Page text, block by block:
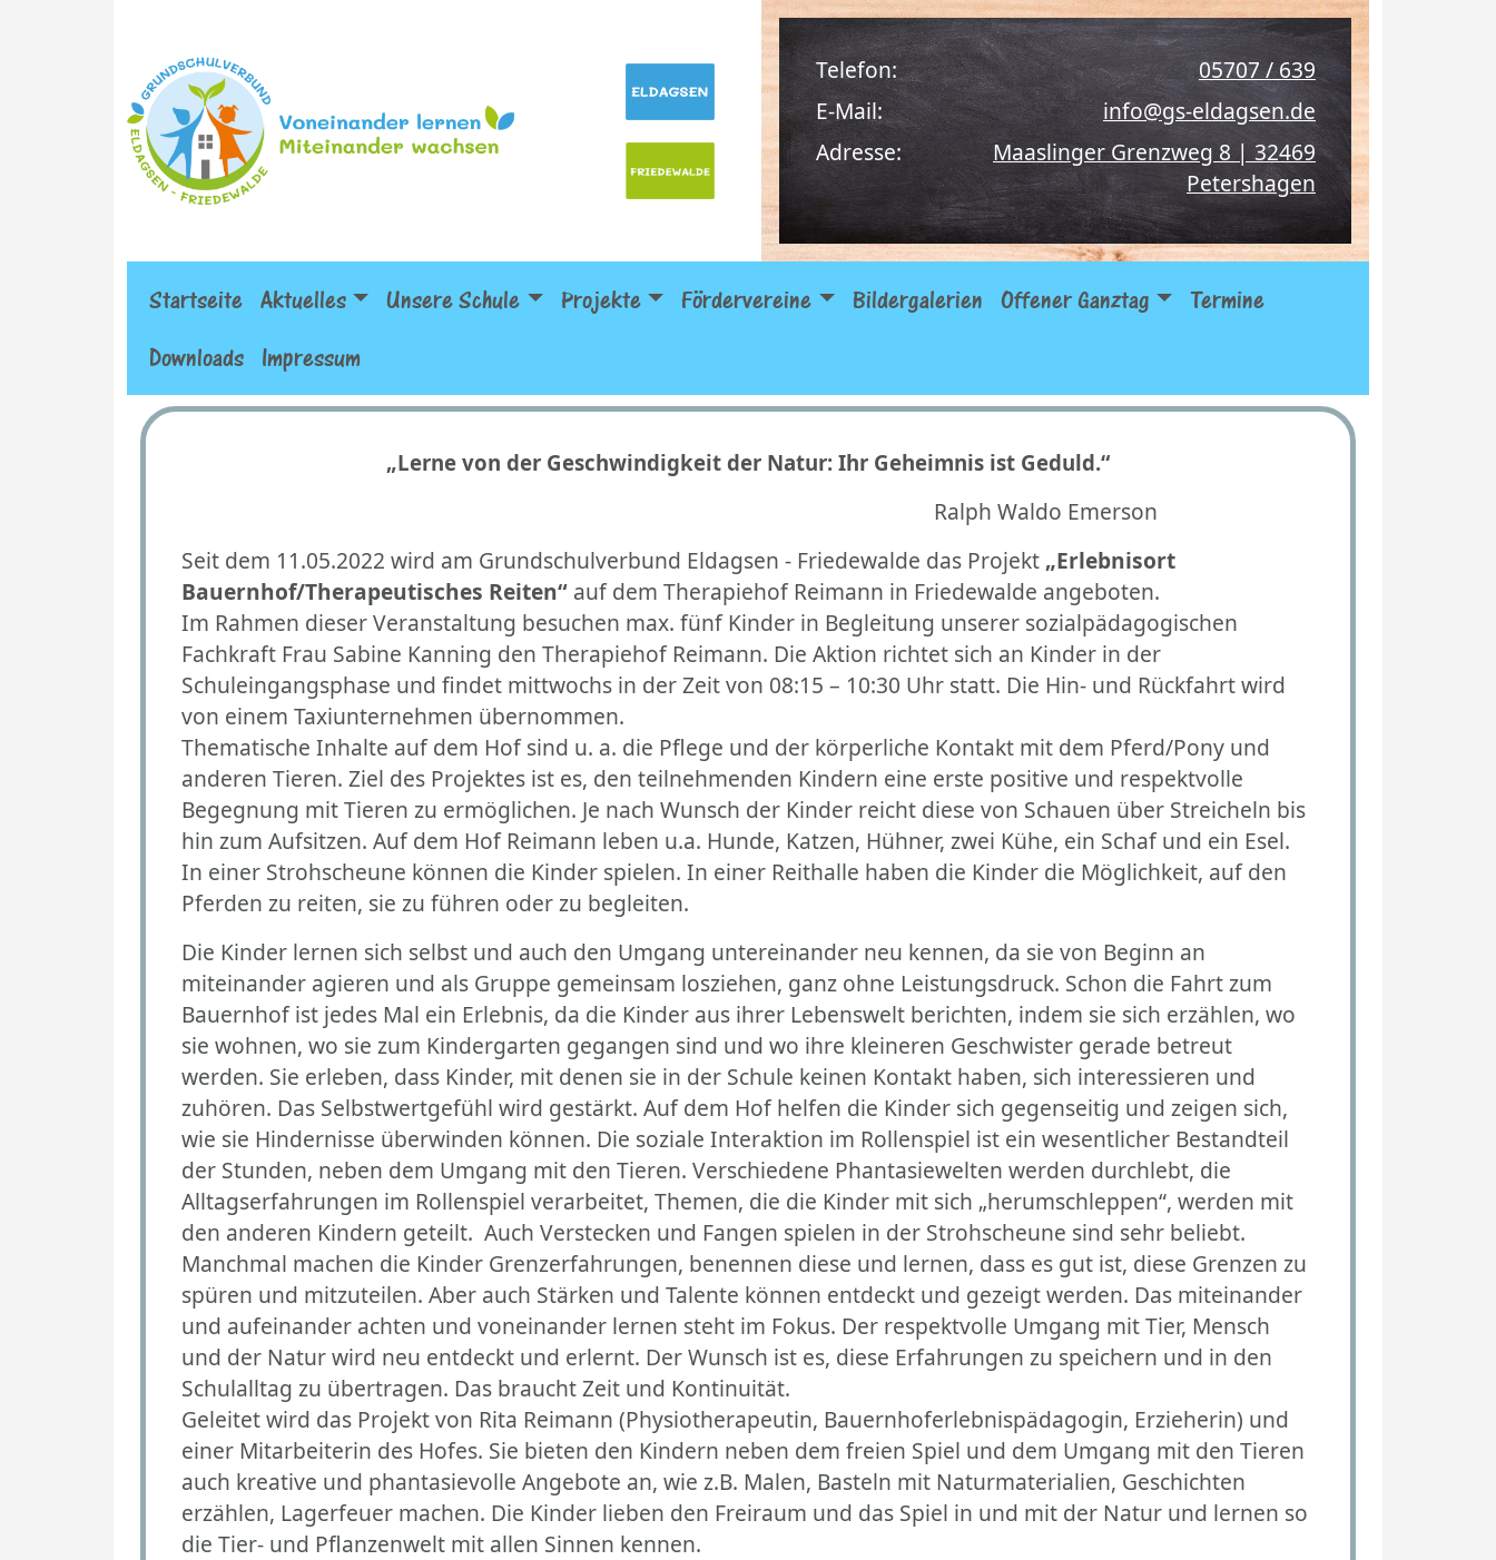
Telefon:
05707 / 639
E-Mail:
info@gs-eldagsen.de
Adresse:
Maaslinger Grenzweg 8 | 32469
Petershagen
Startseite Aktuelles Unsere Schule Projekte Fördervereine Bildergalerien Offener Ganztag
Termine
Downloads
Impressum
„Lerne von der Geschwindigkeit der Natur: Ihr Geheimnis ist Geduld.“
Ralph Waldo Emerson
Seit dem 11.05.2022 wird am Grundschulverbund Eldagsen - Friedewalde das Projekt „Erlebnisort
Bauernhof/Therapeutisches Reiten“ auf dem Therapiehof Reimann in Friedewalde angeboten.
Im Rahmen dieser Veranstaltung besuchen max. fünf Kinder in Begleitung unserer sozialpädagogischen
Fachkraft Frau Sabine Kanning den Therapiehof Reimann. Die Aktion richtet sich an Kinder in der
Schuleingangsphase und findet mittwochs in der Zeit von 08:15 – 10:30 Uhr statt. Die Hin- und Rückfahrt wird
von einem Taxiunternehmen übernommen.
Thematische Inhalte auf dem Hof sind u. a. die Pflege und der körperliche Kontakt mit dem Pferd/Pony und
anderen Tieren. Ziel des Projektes ist es, den teilnehmenden Kindern eine erste positive und respektvolle
Begegnung mit Tieren zu ermöglichen. Je nach Wunsch der Kinder reicht diese von Schauen über Streicheln bis
hin zum Aufsitzen. Auf dem Hof Reimann leben u.a. Hunde, Katzen, Hühner, zwei Kühe, ein Schaf und ein Esel.
In einer Strohscheune können die Kinder spielen. In einer Reithalle haben die Kinder die Möglichkeit, auf den
Pferden zu reiten, sie zu führen oder zu begleiten.
Die Kinder lernen sich selbst und auch den Umgang untereinander neu kennen, da sie von Beginn an
miteinander agieren und als Gruppe gemeinsam losziehen, ganz ohne Leistungsdruck. Schon die Fahrt zum
Bauernhof ist jedes Mal ein Erlebnis, da die Kinder aus ihrer Lebenswelt berichten, indem sie sich erzählen, wo
sie wohnen, wo sie zum Kindergarten gegangen sind und wo ihre kleineren Geschwister gerade betreut
werden. Sie erleben, dass Kinder, mit denen sie in der Schule keinen Kontakt haben, sich interessieren und
zuhören. Das Selbstwertgefühl wird gestärkt. Auf dem Hof helfen die Kinder sich gegenseitig und zeigen sich,
wie sie Hindernisse überwinden können. Die soziale Interaktion im Rollenspiel ist ein wesentlicher Bestandteil
der Stunden, neben dem Umgang mit den Tieren. Verschiedene Phantasiewelten werden durchlebt, die
Alltagserfahrungen im Rollenspiel verarbeitet, Themen, die die Kinder mit sich „herumschleppen“, werden mit
den anderen Kindern geteilt. Auch Verstecken und Fangen spielen in der Strohscheune sind sehr beliebt.
Manchmal machen die Kinder Grenzerfahrungen, benennen diese und lernen, dass es gut ist, diese Grenzen zu
spüren und mitzuteilen. Aber auch Stärken und Talente können entdeckt und gezeigt werden. Das miteinander
und aufeinander achten und voneinander lernen steht im Fokus. Der respektvolle Umgang mit Tier, Mensch
und der Natur wird neu entdeckt und erlernt. Der Wunsch ist es, diese Erfahrungen zu speichern und in den
Schulalltag zu übertragen. Das braucht Zeit und Kontinuität.
Geleitet wird das Projekt von Rita Reimann (Physiotherapeutin, Bauernhoferlebnispädagogin, Erzieherin) und
einer Mitarbeiterin des Hofes. Sie bieten den Kindern neben dem freien Spiel und dem Umgang mit den Tieren
auch kreative und phantasievolle Angebote an, wie z.B. Malen, Basteln mit Naturmaterialien, Geschichten
erzählen, Lagerfeuer machen. Die Kinder lieben den Freiraum und das Spiel in und mit der Natur und lernen so
die Tier- und Pflanzenwelt mit allen Sinnen kennen.